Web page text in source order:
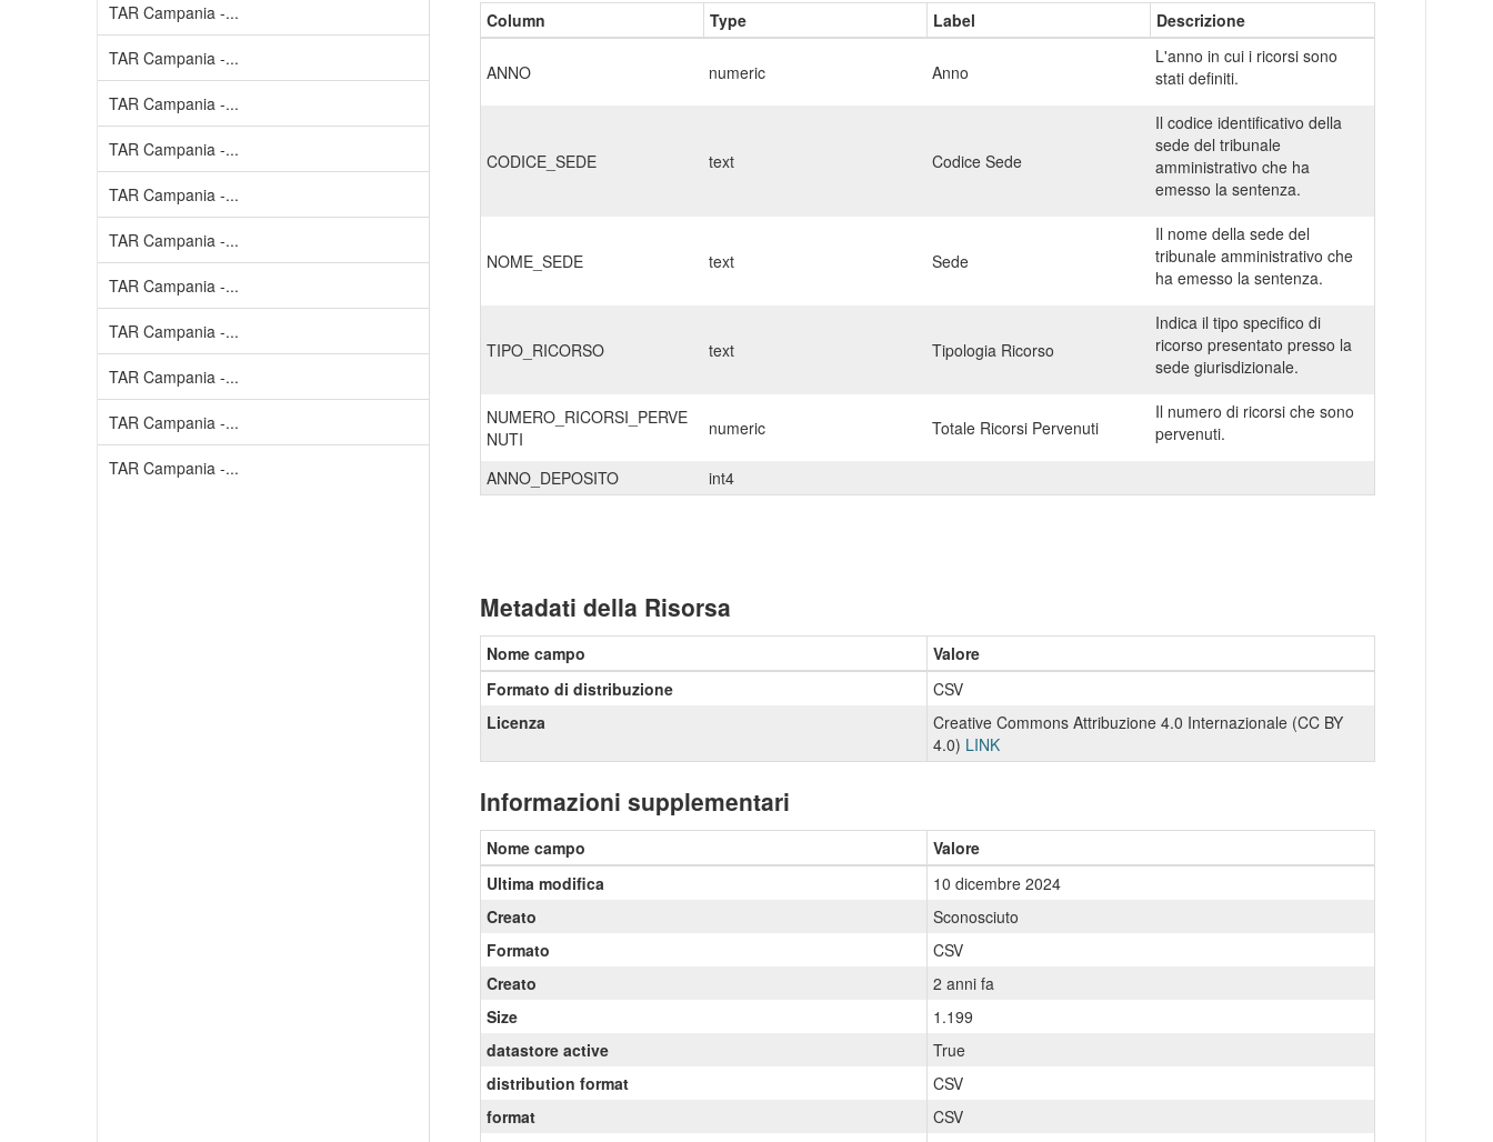
TAR Campania -...
TAR Campania -...
TAR Campania -...
TAR Campania -...
TAR Campania -...
TAR Campania -...
TAR Campania -...
TAR Campania -...
TAR Campania -...
TAR Campania -...
TAR Campania -...
Column Type Label Descrizione
ANNO numeric Anno
L'anno in cui i ricorsi sono
stati definiti.
CODICE_SEDE text Codice Sede
Il codice identificativo della
sede del tribunale
amministrativo che ha
emesso la sentenza.
NOME_SEDE text Sede
Il nome della sede del
tribunale amministrativo che
ha emesso la sentenza.
TIPO_RICORSO text Tipologia Ricorso
Indica il tipo specifico di
ricorso presentato presso la
sede giurisdizionale.
NUMERO_RICORSI_PERVE
NUTI
numeric Totale Ricorsi Pervenuti
Il numero di ricorsi che sono
pervenuti.
ANNO_DEPOSITO
int4
Metadati della Risorsa
Nome campo
Valore
Formato di distribuzione
CSV
Licenza
Creative Commons Attribuzione 4.0 Internazionale (CC BY
4.0) LINK
Informazioni supplementari
Nome campo
Valore
Ultima modifica
10 dicembre 2024
Creato
Sconosciuto
Formato
CSV
Creato
2 anni fa
Size
1.199
datastore active
True
distribution format
CSV
format
CSV